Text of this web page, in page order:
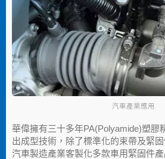
汽車產業應用
華偉擁有三十多年PA(Polyamide)塑膠
出成型技術，除了標準化的束帶及緊
汽車製造產業客製化多款車用緊固件